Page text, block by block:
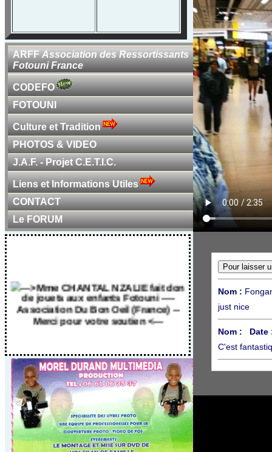
ARFFAssociation des Ressortissants
Fotouni France
CODEFO
FOTOUNI
Culture et Tradition
PHOTOS & VIDEO
J.A.F. - Projet C.E.T.I.C.
Liens et Informations Utiles
CONTACT
Le FORUM
de jouets aux enfants Fotouni ----
Association Du Bon Oeil (France) --
Merci pour votre soutien <---
Nom :
just nice
Nom :
Date
C'est